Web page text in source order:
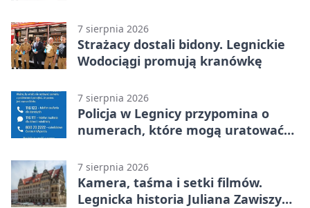
7 sierpnia 2026
Strażacy dostali bidony. Legnickie
Wodociągi promują kranówkę
7 sierpnia 2026
Policja w Legnicy przypomina o
numerach, które mogą uratować
7 sierpnia 2026
Kamera, taśma i setki filmów.
Legnicka historia Juliana Zawiszy